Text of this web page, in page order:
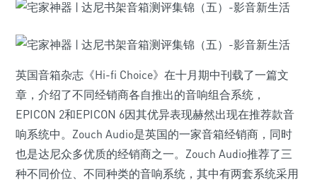
英国音箱杂志《Hi-fi Choice》在十月期中刊载了一篇文
章，介绍了不同经销商各自推出的音响组合系统，
EPICON 2和EPICON 6因其优异表现赫然出现在推荐款音
响系统中。Zouch Audio是英国的一家音箱经销商，同时
也是达尼众多优质的经销商之一。Zouch Audio推荐了三
种不同价位、不同种类的音响系统，其中有两套系统采用